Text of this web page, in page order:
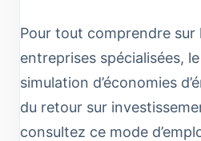
Pour tout comprendre sur
entreprises spécialisées,
simulation d’économies
du retour sur
consultez ce mode